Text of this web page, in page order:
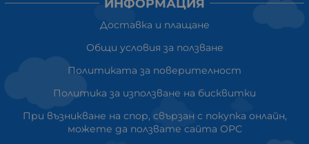
ИНФОРМАЦИЯ
Доставка и плащане
Общи условия за ползване
Политиката за поверителност
Политика за използване на бисквитки
При възникване на спор, свързан с покупка онлайн,
можете да ползвате сайта ОРС